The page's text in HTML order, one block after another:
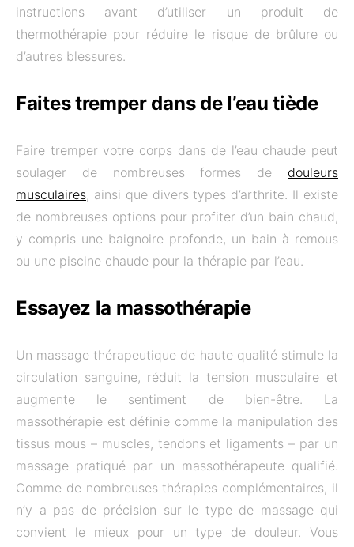
instructions avant d’utiliser un produit de
thermothérapie pour réduire le risque de brûlure ou
d’autres blessures.
Faites tremper dans de l’eau tiède
Faire tremper votre corps dans de l’eau chaude peut
soulager de nombreuses formes de douleurs
musculaires, ainsi que divers types d’arthrite. Il existe
de nombreuses options pour profiter d’un bain chaud,
y compris une baignoire profonde, un bain à remous
ou une piscine chaude pour la thérapie par l’eau.
Essayez la massothérapie
Un massage thérapeutique de haute qualité stimule la
circulation sanguine, réduit la tension musculaire et
augmente le sentiment de bien-être. La
massothérapie est définie comme la manipulation des
tissus mous – muscles, tendons et ligaments – par un
massage pratiqué par un massothérapeute qualifié.
Comme de nombreuses thérapies complémentaires, il
n’y a pas de précision sur le type de massage qui
convient le mieux pour un type de douleur. Vous